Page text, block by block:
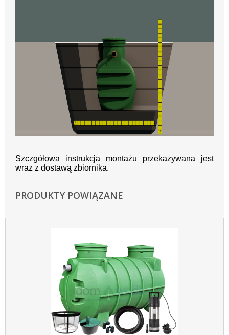
Szczgółowa instrukcja montażu przekazywana jest
wraz z dostawą zbiornika.
PRODUKTY POWIĄZANE